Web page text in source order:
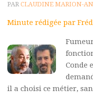
Compléments à la
Cuadernos Literarios
Matins pédagogiques
Polifonia
Concours
Programmes
PAR CLAUDINE MARION-
Minute rédigée par
Conde
il a choisi ce métier,